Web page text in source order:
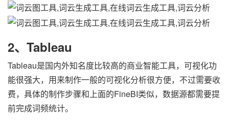
2、Tableau
Tableau是国内外知名度比较高的商业智能工具，可视化功
能很强大，用来制作一般的可视化分析很方便，不过需要收
费，具体的制作步骤和上面的FineBI类似，数据源都需要提
前完成词频统计。